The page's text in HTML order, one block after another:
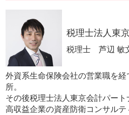
税理士法人東
税理士 芦辺 敏
外資系生命保険会社の営業職を
所。
その後税理士法人東京会計パート
高収益企業の資産防衛コンサル